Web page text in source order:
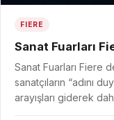
FIERE
Sanat Fuarları
Sanat Fuarları Fiere
sanatçıların “adını
arayışları giderek